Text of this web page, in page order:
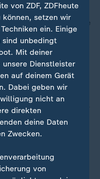
veröffentlichten am
durch ihre
soll. Zu sehen ist, wie
auf dem Schiff
was mehrere
gehörende "MV
britischen Behörde für
21. August vor dem
angegriffen
von der EU-Mission
von ZDF, ZDFheute
können, setzen wir
ein. Einige
sind unbedingt
Mit deiner
Dienstleister
auf deinem Gerät
Dabei geben wir
nicht an
direkten
deine Daten
Zwecken.
von